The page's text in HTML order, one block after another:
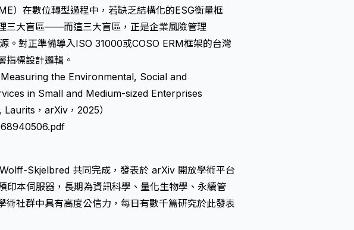
）在數位轉型過程中，若缺乏結構化的ESG衡量框
三大盲區——而這三大盲區，正是企業風險管理
。對正準備導入ISO 31000或COSO ERM框架的台灣
指標設計邏輯。
the Environmental, Social and
in Small and Medium-sized Enterprises
，arXiv，2025）
Skjelbred 共同完成，發表於 arXiv 開放學術平台
印本伺服器，長期為資訊科學、量化生物學、永續管
社群中具有高度公信力，每日有數千篇研究於此發表